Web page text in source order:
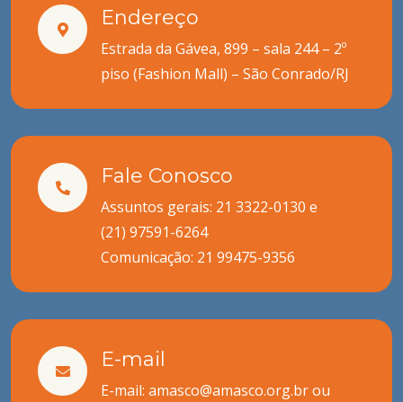
Endereço
Estrada da Gávea, 899 – sala 244 – 2º
piso (Fashion Mall) – São Conrado/RJ
Fale Conosco
Assuntos gerais: 21 3322-0130 e
(21) 97591-6264
Comunicação: 21 99475-9356
E-mail
E-mail: amasco@amasco.org.br ou